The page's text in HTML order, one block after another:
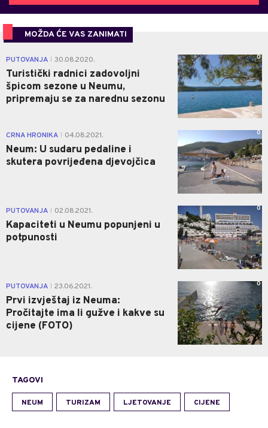
MOŽDA ĆE VAS ZANIMATI
PUTOVANJA 30.08.2020.
Turistički radnici zadovoljni
špicom sezone u Neumu,
pripremaju se za narednu sezonu
0
CRNA HRONIKA 04.08.2021.
Neum: U sudaru pedaline i
skutera povrijeđena djevojčica
0
PUTOVANJA 02.08.2021.
Kapaciteti u Neumu popunjeni u
potpunosti
0
PUTOVANJA 23.06.2021.
Prvi izvještaj iz Neuma:
Pročitajte ima li gužve i kakve su
cijene (FOTO)
0
TAGOVI
NEUM TURIZAM LJETOVANJE CIJENE